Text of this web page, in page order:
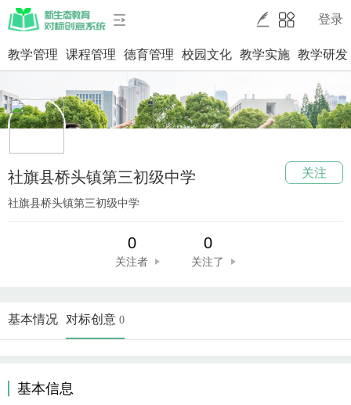
登录
教学管理 课程管理 德育管理 校园文化 教学实施 教学研发
社旗县桥头镇第三初级中学 关注
社旗县桥头镇第三初级中学
0
关注者
0
关注了
基本情况 对标创意 0
基本信息